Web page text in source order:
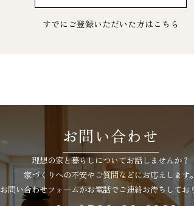
すでにご登録いただいた方は こちら
お問い合わせ
理想の家と暮らしについてお話しませんか？
家づくりへの不安やご質問などにお応えします。
お問い合わせフォームかお電話でご連絡お待ちしてお